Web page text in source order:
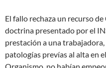
El fallo rechaza un recurso
doctrina presentado por el
prestación a una
patologías prevías al alta en